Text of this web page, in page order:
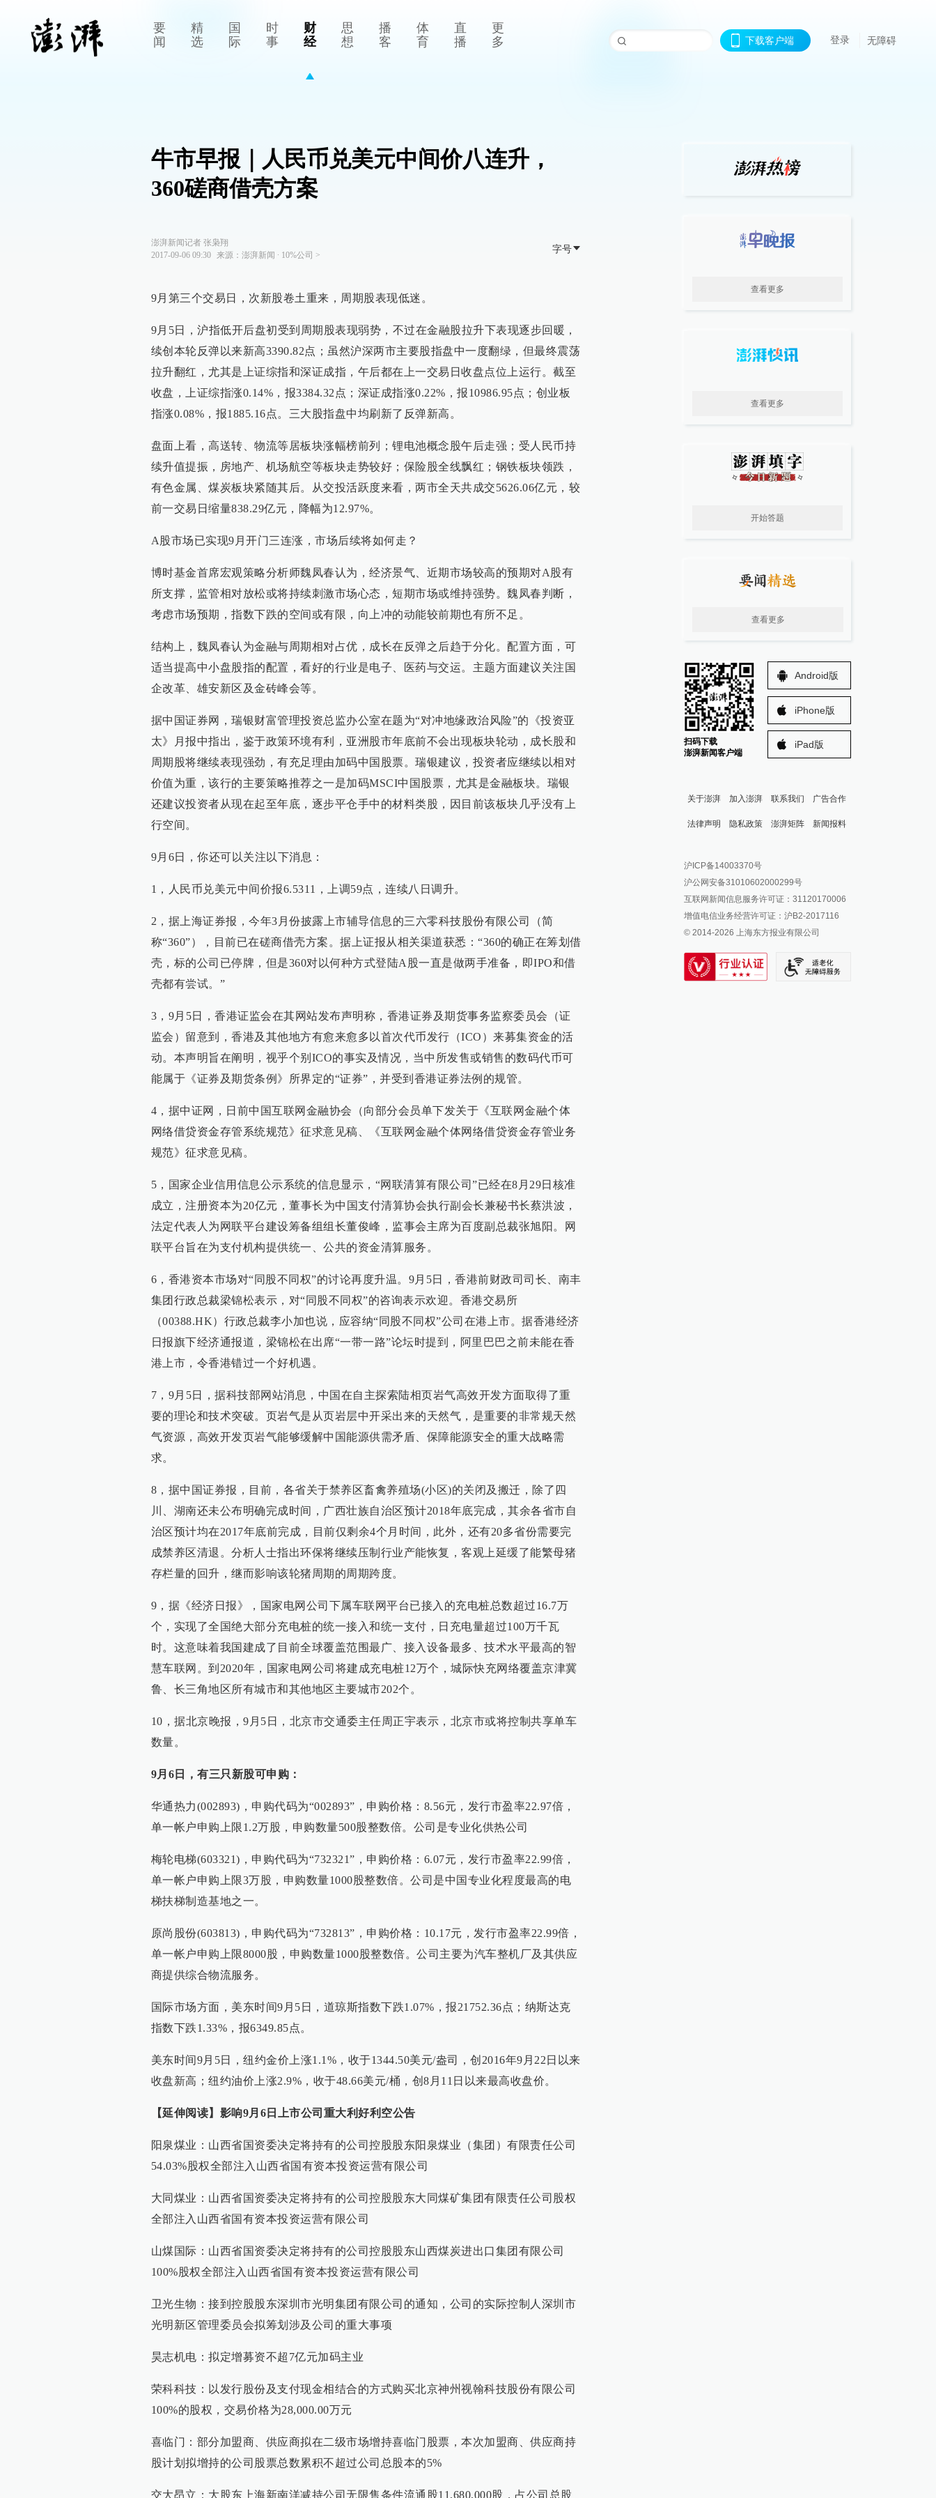
要
闻
精
选
国
际
时
事
财
经
思
想
播
客
体
育
直
播
更
多
下载客户端 登录 无障碍
牛市早报｜人民币兑美元中间价八连升，
360磋商借壳方案
澎湃新闻记者 张枭翔
2017-09-06 09:30
来源： 澎湃新闻 ∙ 10%公司 >
字号
9月第三个交易日，次新股卷土重来，周期股表现低迷。
9月5日，沪指低开后盘初受到周期股表现弱势，不过在金融股拉升下表现逐步回暖，
续创本轮反弹以来新高3390.82点；虽然沪深两市主要股指盘中一度翻绿，但最终震荡
拉升翻红，尤其是上证综指和深证成指，午后都在上一交易日收盘点位上运行。截至
收盘，上证综指涨0.14%，报3384.32点；深证成指涨0.22%，报10986.95点；创业板
指涨0.08%，报1885.16点。三大股指盘中均刷新了反弹新高。
盘面上看，高送转、物流等居板块涨幅榜前列；锂电池概念股午后走强；受人民币持
续升值提振，房地产、机场航空等板块走势较好；保险股全线飘红；钢铁板块领跌，
有色金属、煤炭板块紧随其后。从交投活跃度来看，两市全天共成交5626.06亿元，较
前一交易日缩量838.29亿元，降幅为12.97%。
A股市场已实现9月开门三连涨，市场后续将如何走？
博时基金首席宏观策略分析师魏凤春认为，经济景气、近期市场较高的预期对A股有
所支撑，监管相对放松或将持续刺激市场心态，短期市场或维持强势。魏凤春判断，
考虑市场预期，指数下跌的空间或有限，向上冲的动能较前期也有所不足。
结构上，魏凤春认为金融与周期相对占优，成长在反弹之后趋于分化。配置方面，可
适当提高中小盘股指的配置，看好的行业是电子、医药与交运。主题方面建议关注国
企改革、雄安新区及金砖峰会等。
据中国证券网，瑞银财富管理投资总监办公室在题为“对冲地缘政治风险”的《投资亚
太》月报中指出，鉴于政策环境有利，亚洲股市年底前不会出现板块轮动，成长股和
周期股将继续表现强劲，有充足理由加码中国股票。瑞银建议，投资者应继续以相对
价值为重，该行的主要策略推荐之一是加码MSCI中国股票，尤其是金融板块。瑞银
还建议投资者从现在起至年底，逐步平仓手中的材料类股，因目前该板块几乎没有上
行空间。
9月6日，你还可以关注以下消息：
1，人民币兑美元中间价报6.5311，上调59点，连续八日调升。
2，据上海证券报，今年3月份披露上市辅导信息的三六零科技股份有限公司（简
称“360”），目前已在磋商借壳方案。据上证报从相关渠道获悉：“360的确正在筹划借
壳，标的公司已停牌，但是360对以何种方式登陆A股一直是做两手准备，即IPO和借
壳都有尝试。”
3，9月5日，香港证监会在其网站发布声明称，香港证券及期货事务监察委员会（证
监会）留意到，香港及其他地方有愈来愈多以首次代币发行（ICO）来募集资金的活
动。本声明旨在阐明，视乎个别ICO的事实及情况，当中所发售或销售的数码代币可
能属于《证券及期货条例》所界定的“证券”，并受到香港证券法例的规管。
4，据中证网，日前中国互联网金融协会（向部分会员单下发关于《互联网金融个体
网络借贷资金存管系统规范》征求意见稿、《互联网金融个体网络借贷资金存管业务
规范》征求意见稿。
5，国家企业信用信息公示系统的信息显示，“网联清算有限公司”已经在8月29日核准
成立，注册资本为20亿元，董事长为中国支付清算协会执行副会长兼秘书长蔡洪波，
法定代表人为网联平台建设筹备组组长董俊峰，监事会主席为百度副总裁张旭阳。网
联平台旨在为支付机构提供统一、公共的资金清算服务。
6，香港资本市场对“同股不同权”的讨论再度升温。9月5日，香港前财政司司长、南丰
集团行政总裁梁锦松表示，对“同股不同权”的咨询表示欢迎。香港交易所
（00388.HK）行政总裁李小加也说，应容纳“同股不同权”公司在港上市。据香港经济
日报旗下经济通报道，梁锦松在出席“一带一路”论坛时提到，阿里巴巴之前未能在香
港上市，令香港错过一个好机遇。
7，9月5日，据科技部网站消息，中国在自主探索陆相页岩气高效开发方面取得了重
要的理论和技术突破。页岩气是从页岩层中开采出来的天然气，是重要的非常规天然
气资源，高效开发页岩气能够缓解中国能源供需矛盾、保障能源安全的重大战略需
求。
8，据中国证券报，目前，各省关于禁养区畜禽养殖场(小区)的关闭及搬迁，除了四
川、湖南还未公布明确完成时间，广西壮族自治区预计2018年底完成，其余各省市自
治区预计均在2017年底前完成，目前仅剩余4个月时间，此外，还有20多省份需要完
成禁养区清退。分析人士指出环保将继续压制行业产能恢复，客观上延缓了能繁母猪
存栏量的回升，继而影响该轮猪周期的周期跨度。
9，据《经济日报》，国家电网公司下属车联网平台已接入的充电桩总数超过16.7万
个，实现了全国绝大部分充电桩的统一接入和统一支付，日充电量超过100万千瓦
时。这意味着我国建成了目前全球覆盖范围最广、接入设备最多、技术水平最高的智
慧车联网。到2020年，国家电网公司将建成充电桩12万个，城际快充网络覆盖京津冀
鲁、长三角地区所有城市和其他地区主要城市202个。
10，据北京晚报，9月5日，北京市交通委主任周正宇表示，北京市或将控制共享单车
数量。
9月6日，有三只新股可申购：
华通热力(002893)，申购代码为“002893”，申购价格：8.56元，发行市盈率22.97倍，
单一帐户申购上限1.2万股，申购数量500股整数倍。公司是专业化供热公司
梅轮电梯(603321)，申购代码为“732321”，申购价格：6.07元，发行市盈率22.99倍，
单一帐户申购上限3万股，申购数量1000股整数倍。公司是中国专业化程度最高的电
梯扶梯制造基地之一。
原尚股份(603813)，申购代码为“732813”，申购价格：10.17元，发行市盈率22.99倍，
单一帐户申购上限8000股，申购数量1000股整数倍。公司主要为汽车整机厂及其供应
商提供综合物流服务。
国际市场方面，美东时间9月5日，道琼斯指数下跌1.07%，报21752.36点；纳斯达克
指数下跌1.33%，报6349.85点。
美东时间9月5日，纽约金价上涨1.1%，收于1344.50美元/盎司，创2016年9月22日以来
收盘新高；纽约油价上涨2.9%，收于48.66美元/桶，创8月11日以来最高收盘价。
【延伸阅读】影响9月6日上市公司重大利好利空公告
阳泉煤业：山西省国资委决定将持有的公司控股股东阳泉煤业（集团）有限责任公司
54.03%股权全部注入山西省国有资本投资运营有限公司
大同煤业：山西省国资委决定将持有的公司控股股东大同煤矿集团有限责任公司股权
全部注入山西省国有资本投资运营有限公司
山煤国际：山西省国资委决定将持有的公司控股股东山西煤炭进出口集团有限公司
100%股权全部注入山西省国有资本投资运营有限公司
卫光生物：接到控股股东深圳市光明集团有限公司的通知，公司的实际控制人深圳市
光明新区管理委员会拟筹划涉及公司的重大事项
昊志机电：拟定增募资不超7亿元加码主业
荣科科技：以发行股份及支付现金相结合的方式购买北京神州视翰科技股份有限公司
100%的股权，交易价格为28,000.00万元
喜临门：部分加盟商、供应商拟在二级市场增持喜临门股票，本次加盟商、供应商持
股计划拟增持的公司股票总数累积不超过公司总股本的5%
交大昂立：大股东上海新南洋减持公司无限售条件流通股11,680,000股，占公司总股
查看更多
查看更多
开始答题
查看更多
扫码下载
澎湃新闻客户端
Android版
iPhone版
iPad版
关于澎湃 加入澎湃 联系我们 广告合作
法律声明 隐私政策 澎湃矩阵
澎湃新闻公众号
澎湃新闻抖音号
派生万物开放平台
IP SHANGHAI
SIXTH TONE
新闻报料
报料邮箱: news@thepaper.cn
沪ICP备14003370号
沪公网安备31010602000299号
互联网新闻信息服务许可证：31120170006
增值电信业务经营许可证：沪B2-2017116
© 2014-2026 上海东方报业有限公司